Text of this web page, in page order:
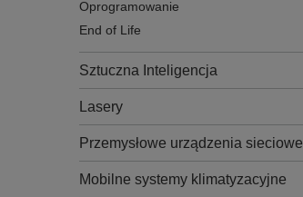
Oprogramowanie
End of Life
Sztuczna Inteligencja
Lasery
Przemysłowe urządzenia sieciowe
Mobilne systemy klimatyzacyjne